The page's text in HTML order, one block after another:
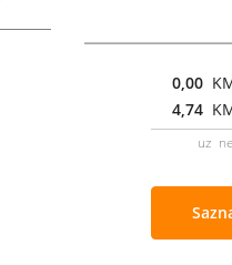
0,00
4,74
uz